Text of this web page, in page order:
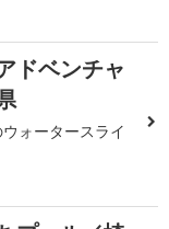
ドベンチャ
ォータースライ